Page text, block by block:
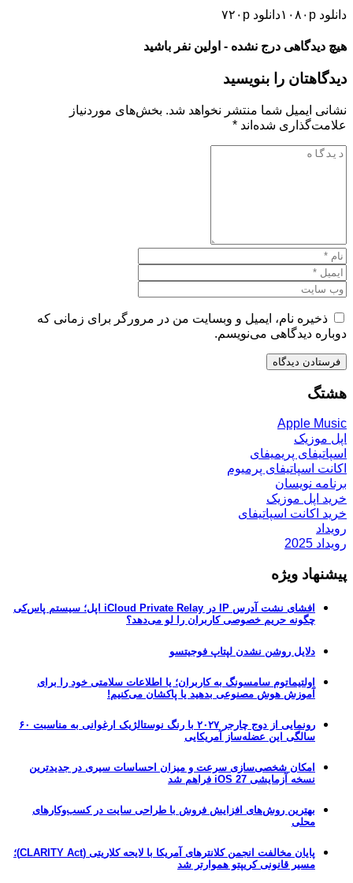
دانلود ۱۰۸۰pدانلود ۷۲۰p
هیچ دیدگاهی درج نشده - اولین نفر باشید
دیدگاهتان را بنویسید
نشانی ایمیل شما منتشر نخواهد شد. بخش‌های موردنیاز
علامت‌گذاری شده‌اند *
ذخیره نام، ایمیل و وبسایت من در مرورگر برای زمانی که
دوباره دیدگاهی می‌نویسم.
هشتگ
Apple Music
اپل موزیک
اسپاتیفای پریمیفای
اکانت اسپاتیفای پرمیوم
برنامه نویسان
خرید اپل موزیک
خرید اکانت اسپاتیفای
رویداد
رویداد 2025
پیشنهاد ویژه
افشای نشت آدرس IP در iCloud Private Relay اپل؛ سیستم پاس‌کی
چگونه حریم خصوصی کاربران را لو می‌دهد؟
دلایل روشن نشدن لپتاپ فوجیتسو
اولتیماتوم سامسونگ به کاربران؛ یا اطلاعات سلامتی خود را برای
آموزش هوش مصنوعی بدهید یا پاکشان می‌کنیم!
رونمایی از دوج چارجر ۲۰۲۷ با رنگ نوستالژیک ارغوانی به مناسبت ۶۰
سالگی این عضله‌ساز آمریکایی
امکان شخصی‌سازی سرعت و میزان احساسات سیری در جدیدترین
نسخه آزمایشی iOS 27 فراهم شد
بهترین روش‌های افزایش فروش با طراحی سایت در کسب‌وکارهای
محلی
پایان مخالفت انجمن کلانترهای آمریکا با لایحه کلاریتی (CLARITY Act)؛
مسیر قانونی کریپتو هموارتر شد